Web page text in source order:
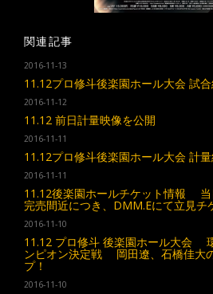
関連記事
2016-11-13
11.12プロ修斗後楽園ホール大会 試
2016-11-12
11.12 前日計量映像を公開
2016-11-11
11.12プロ修斗後楽園ホール大会 計
2016-11-11
11.12後楽園ホールチケット情報
完売間近につき、DMM.Eにて立見チ
2016-11-10
11.12 プロ修斗 後楽園ホール大会
ンピオン決定戦 岡田遼、石橋佳大
プ！
2016-11-10